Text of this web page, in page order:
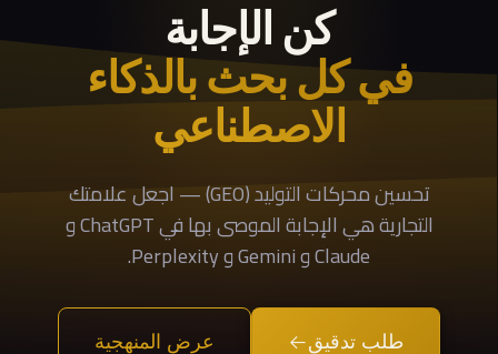
كن الإجابة
في كل بحث بالذكاء
الاصطناعي
تحسين محركات التوليد (GEO) — اجعل علامتك
التجارية هي الإجابة الموصى بها في ChatGPT و
Claude و Gemini و Perplexity.
طلب تدقيق عرض المنهجية